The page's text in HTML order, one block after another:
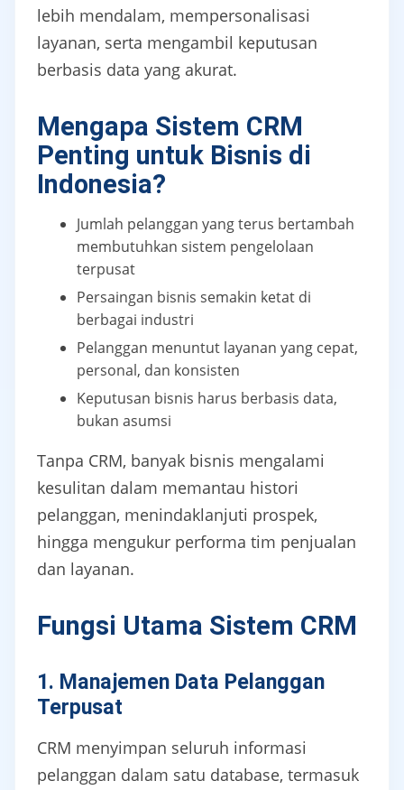
lebih mendalam, mempersonalisasi
layanan, serta mengambil keputusan
berbasis data yang akurat.
Mengapa Sistem CRM
Penting untuk Bisnis di
Indonesia?
Jumlah pelanggan yang terus bertambah
membutuhkan sistem pengelolaan
terpusat
Persaingan bisnis semakin ketat di
berbagai industri
Pelanggan menuntut layanan yang cepat,
personal, dan konsisten
Keputusan bisnis harus berbasis data,
bukan asumsi
Tanpa CRM, banyak bisnis mengalami
kesulitan dalam memantau histori
pelanggan, menindaklanjuti prospek,
hingga mengukur performa tim penjualan
dan layanan.
Fungsi Utama Sistem CRM
1. Manajemen Data Pelanggan
Terpusat
CRM menyimpan seluruh informasi
pelanggan dalam satu database, termasuk